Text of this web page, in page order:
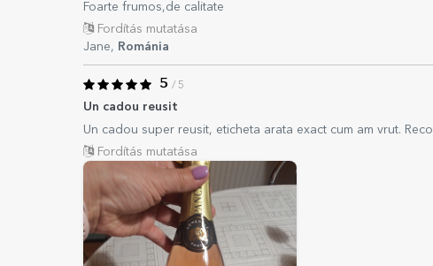
Foarte frumos,de calitate
Fordítás mutatása
Jane, Románia
5 / 5
Un cadou reusit
Un cadou super reusit, eticheta arata exact cum am vrut.
Fordítás mutatása